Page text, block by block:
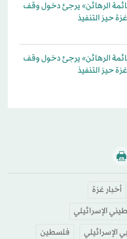
الرهائن» يرجئ دخول وقف
حيز التنفيذ
الرهائن» يرجئ دخول وقف
حيز التنفيذ
أخبار غزة
الإسرائيلي
الإسرائيلي
فلسطين